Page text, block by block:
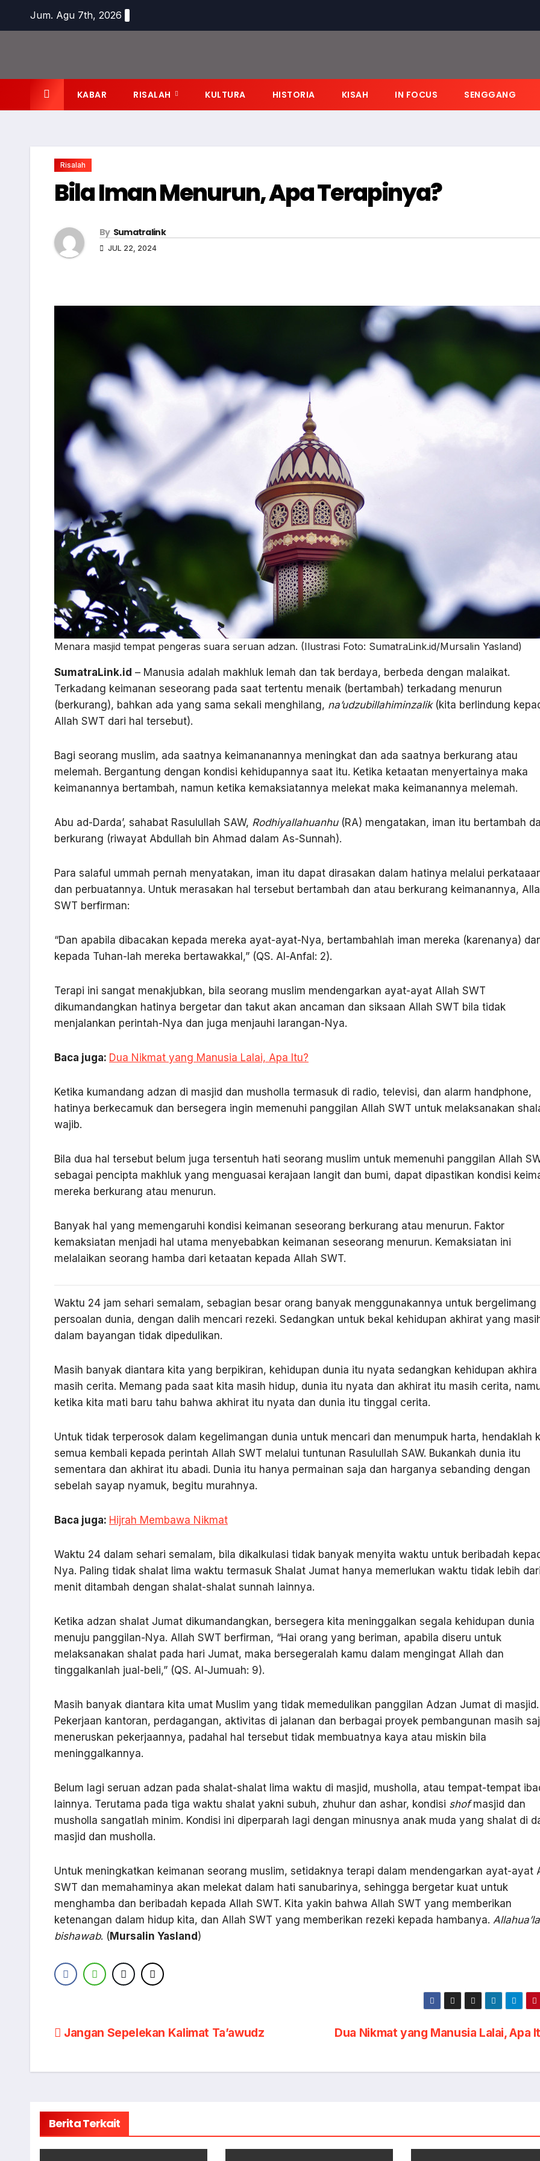
Jum. Agu 7th, 2026
KABAR RISALAH KULTURA HISTORIA KISAH IN FOCUS SENGGANG
Risalah
Bila Iman Menurun, Apa Terapinya?
By Sumatralink
JUL 22, 2024
Menara masjid tempat pengeras suara seruan adzan. (Ilustrasi Foto: SumatraLink.id/Mursalin Yasland)
SumatraLink.id – Manusia adalah makhluk lemah dan tak berdaya, berbeda dengan malaikat.
Terkadang keimanan seseorang pada saat tertentu menaik (bertambah) terkadang menurun
(berkurang), bahkan ada yang sama sekali menghilang, na’udzubillahiminzalik(kita berlindung
Allah SWT dari hal tersebut).
Bagi seorang muslim, ada saatnya keimananannya meningkat dan ada saatnya berkurang atau
melemah. Bergantung dengan kondisi kehidupannya saat itu. Ketika ketaatan menyertainya maka
keimanannya bertambah, namun ketika kemaksiatannya melekat maka keimanannya melemah.
Abu ad-Darda’, sahabat Rasulullah SAW, Rodhiyallahuanhu(RA) mengatakan, iman itu bertambah
berkurang (riwayat Abdullah bin Ahmad dalam As-Sunnah).
Para salaful ummah pernah menyatakan, iman itu dapat dirasakan dalam hatinya melalui
dan perbuatannya. Untuk merasakan hal tersebut bertambah dan atau berkurang keimanannya,
SWT berfirman:
“Dan apabila dibacakan kepada mereka ayat-ayat-Nya, bertambahlah iman mereka (karenanya)
kepada Tuhan-lah mereka bertawakkal,” (QS. Al-Anfal: 2).
Terapi ini sangat menakjubkan, bila seorang muslim mendengarkan ayat-ayat Allah SWT
dikumandangkan hatinya bergetar dan takut akan ancaman dan siksaan Allah SWT bila tidak
menjalankan perintah-Nya dan juga menjauhi larangan-Nya.
Baca juga: Dua Nikmat yang Manusia Lalai, Apa Itu?
Ketika kumandang adzan di masjid dan musholla termasuk di radio, televisi, dan alarm handphone,
hatinya berkecamuk dan bersegera ingin memenuhi panggilan Allah SWT untuk melaksanakan
wajib.
Bila dua hal tersebut belum juga tersentuh hati seorang muslim untuk memenuhi panggilan Allah
sebagai pencipta makhluk yang menguasai kerajaan langit dan bumi, dapat dipastikan kondisi
mereka berkurang atau menurun.
Banyak hal yang memengaruhi kondisi keimanan seseorang berkurang atau menurun. Faktor
kemaksiatan menjadi hal utama menyebabkan keimanan seseorang menurun. Kemaksiatan ini
melalaikan seorang hamba dari ketaatan kepada Allah SWT.
Waktu 24 jam sehari semalam, sebagian besar orang banyak menggunakannya untuk bergelimang
persoalan dunia, dengan dalih mencari rezeki. Sedangkan untuk bekal kehidupan akhirat yang
dalam bayangan tidak dipedulikan.
Masih banyak diantara kita yang berpikiran, kehidupan dunia itu nyata sedangkan kehidupan akhira
masih cerita. Memang pada saat kita masih hidup, dunia itu nyata dan akhirat itu masih cerita,
ketika kita mati baru tahu bahwa akhirat itu nyata dan dunia itu tinggal cerita.
Untuk tidak terperosok dalam kegelimangan dunia untuk mencari dan menumpuk harta, hendaklah
semua kembali kepada perintah Allah SWT melalui tuntunan Rasulullah SAW. Bukankah dunia itu
sementara dan akhirat itu abadi. Dunia itu hanya permainan saja dan harganya sebanding dengan
sebelah sayap nyamuk, begitu murahnya.
Baca juga: Hijrah Membawa Nikmat
Waktu 24 dalam sehari semalam, bila dikalkulasi tidak banyak menyita waktu untuk beribadah
Nya. Paling tidak shalat lima waktu termasuk Shalat Jumat hanya memerlukan waktu tidak lebih
menit ditambah dengan shalat-shalat sunnah lainnya.
Ketika adzan shalat Jumat dikumandangkan, bersegera kita meninggalkan segala kehidupan dunia
menuju panggilan-Nya. Allah SWT berfirman, “Hai orang yang beriman, apabila diseru untuk
melaksanakan shalat pada hari Jumat, maka bersegeralah kamu dalam mengingat Allah dan
tinggalkanlah jual-beli,” (QS. Al-Jumuah: 9).
Masih banyak diantara kita umat Muslim yang tidak memedulikan panggilan Adzan Jumat di masjid.
Pekerjaan kantoran, perdagangan, aktivitas di jalanan dan berbagai proyek pembangunan masih
meneruskan pekerjaannya, padahal hal tersebut tidak membuatnya kaya atau miskin bila
meninggalkannya.
Belum lagi seruan adzan pada shalat-shalat lima waktu di masjid, musholla, atau tempat-tempat
lainnya. Terutama pada tiga waktu shalat yakni subuh, zhuhur dan ashar, kondisi shofmasjid dan
musholla sangatlah minim. Kondisi ini diperparah lagi dengan minusnya anak muda yang shalat di
masjid dan musholla.
Untuk meningkatkan keimanan seorang muslim, setidaknya terapi dalam mendengarkan ayat-ayat
SWT dan memahaminya akan melekat dalam hati sanubarinya, sehingga bergetar kuat untuk
menghamba dan beribadah kepada Allah SWT. Kita yakin bahwa Allah SWT yang memberikan
ketenangan dalam hidup kita, dan Allah SWT yang memberikan rezeki kepada hambanya.
bishawab. ( Mursalin Yasland )
Navigasi
Dua Nikmat yang Manusia Lalai, Apa
Jangan Sepelekan Kalimat Ta’awudz
Berita Terkait